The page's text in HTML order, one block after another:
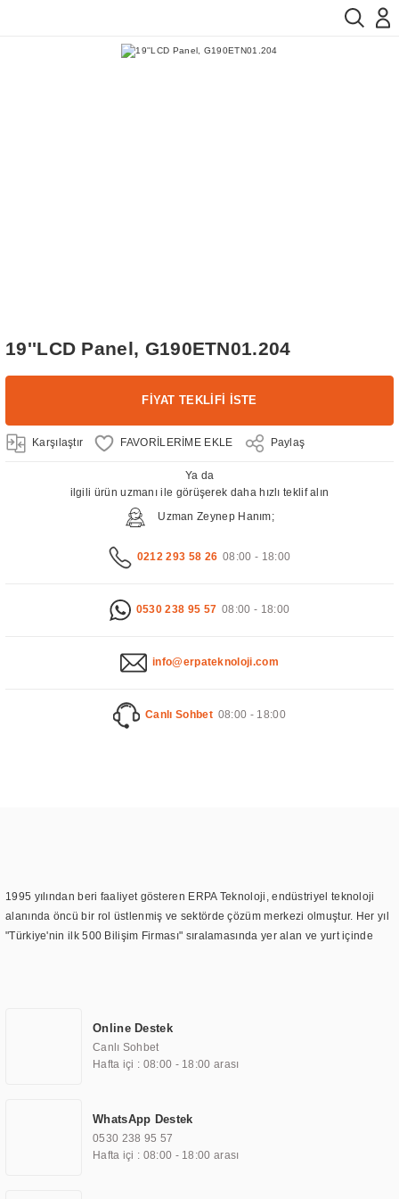
19''LCD Panel, G190ETN01.204
FİYAT TEKLİFİ İSTE
Karşılaştır Paylaş
Ya da
ilgili ürün uzmanı ile görüşerek daha hızlı teklif alın
Uzman Zeynep Hanım;
0212 293 58 26 08:00 - 18:00
0530 238 95 57 08:00 - 18:00
info@erpateknoloji.com
Canlı Sohbet 08:00 - 18:00
1995 yılından beri faaliyet gösteren ERPA Teknoloji, endüstriyel teknoloji
alanında öncü bir rol üstlenmiş ve sektörde çözüm merkezi olmuştur. Her yıl
"Türkiye'nin ilk 500 Bilişim Firması" sıralamasında yer alan ve yurt içinde
TOCHI markası altında kendi ürettiği ürünlerde kullanmıştır. Günümüzde
TOCHI; videowall, digital signage, kiosk, totem, akıllı durak ekranı, araç içi
ekran, asansör ekranı, digital menüboard, marin ekran, medikal ekran,
ekranları, endüstriyel ekranlar, kapı önü bilgi ekranları, panel PC,
endüstriyel Panel PC, mini PC, endüstriyel mini PC ve akıllı bina sistemleri
gibi çözümleri 4.5" ile 110” boyutları arasında üretebilirken, ayrıca standart
Online Destek
Canlı Sohbet
Hafta içi : 08:00 - 18:00 arası
WhatsApp Destek
0530 238 95 57
Hafta içi : 08:00 - 18:00 arası